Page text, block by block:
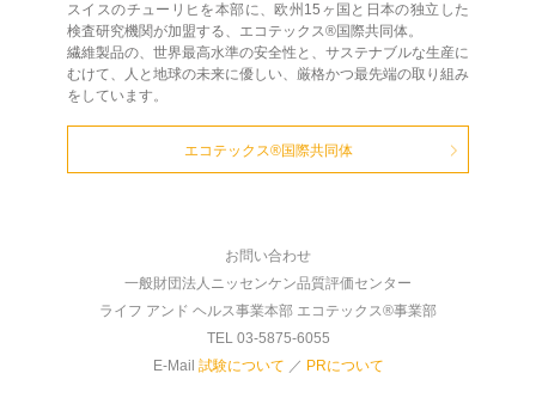
スイスのチューリヒを本部に、欧州15ヶ国と日本の独立した
検査研究機関が加盟する、エコテックス®国際共同体。
繊維製品の、世界最高水準の安全性と、サステナブルな生産に
むけて、人と地球の未来に優しい、厳格かつ最先端の取り組み
をしています。
エコテックス®国際共同体
お問い合わせ
一般財団法人ニッセンケン品質評価センター
ライフ アンド ヘルス事業本部 エコテックス®事業部
TEL 03-5875-6055
E-Mail 試験について ／ PRについて